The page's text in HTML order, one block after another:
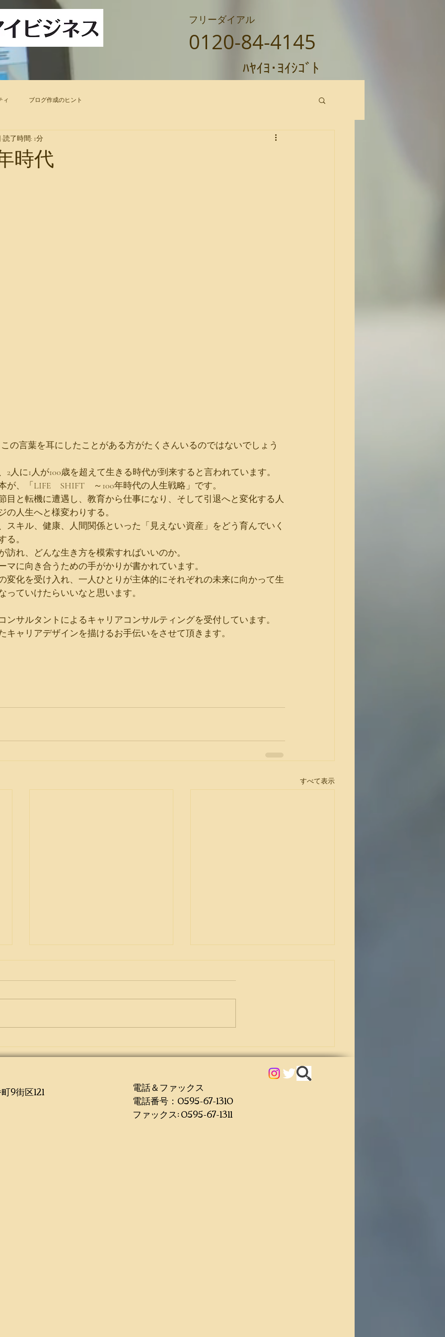
フリーダイアル
0120-84-4145
ﾊﾔｲﾖ･ﾖｲｼｺﾞﾄ
ィ ブログ作成のヒント
時代
読了時間: 1分
の言葉を耳にしたことがある方がたくさんいるのではないでしょう
2人に1人が100歳を超えて生きる時代が到来すると言われています。
、「LIFE　SHIFT　～100年時代の人生戦略」です。
目と転機に遭遇し、教育から仕事になり、そして引退へと変化する人
の人生へと様変わりする。
スキル、健康、人間関係といった「見えない資産」をどう育んでいく
る。
訪れ、どんな生き方を模索すればいいのか。
マに向き合うための手がかりが書かれています。
変化を受け入れ、一人ひとりが主体的にそれぞれの未来に向かって生
っていけたらいいなと思います。
ンサルタントによるキャリアコンサルティングを受付しています。
キャリアデザインを描けるお手伝いをさせて頂きます。
すべて表示
を作成
理
9街区121 電話＆ファックス
電話番号：0595-67-1310
ファックス: 0595-67-1311